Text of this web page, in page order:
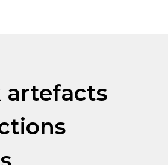
artefacts